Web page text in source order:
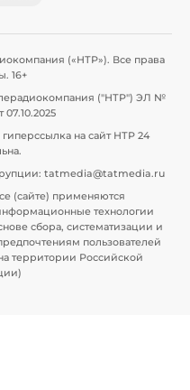
(«НТР»). Все права
16+
("НТР") ЭЛ №
07.10.2025
на сайт НТР 24
tatmedia@tatmedia.ru
(сайте) применяются
технологии
сбора, систематизации и
пользователей
территории Российской